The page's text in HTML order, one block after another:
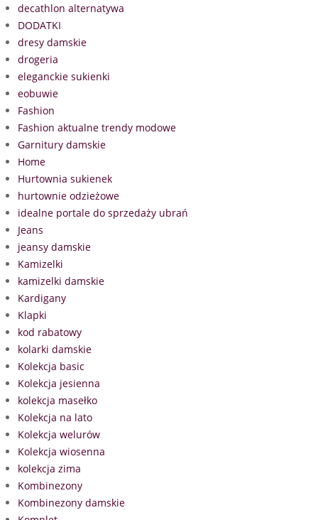
decathlon alternatywa
DODATKI
dresy damskie
drogeria
eleganckie sukienki
eobuwie
Fashion
Fashion aktualne trendy modowe
Garnitury damskie
Home
Hurtownia sukienek
hurtownie odzieżowe
idealne portale do sprzedaży ubrań
Jeans
jeansy damskie
Kamizelki
kamizelki damskie
Kardigany
Klapki
kod rabatowy
kolarki damskie
Kolekcja basic
Kolekcja jesienna
kolekcja masełko
Kolekcja na lato
Kolekcja welurów
Kolekcja wiosenna
kolekcja zima
Kombinezony
Kombinezony damskie